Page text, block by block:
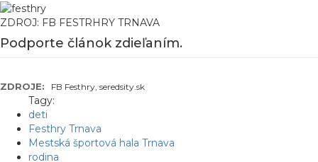
ZDROJ: FB FESTRHRY TRNAVA
Podporte článok zdieľaním.
ZDROJE: FB Festhry, seredsity.sk
Tagy:
deti
Festhry Trnava
Mestská športová hala Trnava
rodina